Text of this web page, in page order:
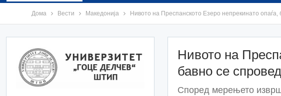
Дома Вести Македонија Нивото на Преспанското Езеро непрекинато
Нивото на
бавно се
Според мерењето